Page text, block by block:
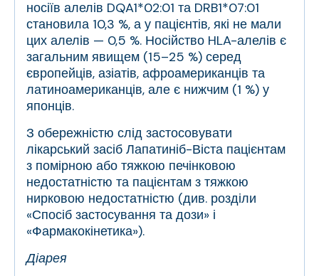
носіїв алелів DQA1*02:01 та DRB1*07:01
становила 10,3 %, а у пацієнтів, які не мали
цих алелів — 0,5 %. Носійство HLA-алелів є
загальним явищем (15–25 %) серед
європейців, азіатів, афроамериканців та
латиноамериканців, але є нижчим (1 %) у
японців.
З обережністю слід застосовувати
лікарський засіб Лапатиніб-Віста пацієнтам
з помірною або тяжкою печінковою
недостатністю та пацієнтам з тяжкою
нирковою недостатністю (див. розділи
«Спосіб застосування та дози» і
«Фармакокінетика»).
Діарея